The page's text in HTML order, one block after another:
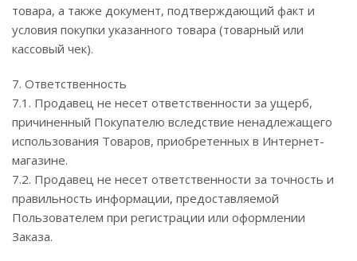
товара, а также документ, подтверждающий факт и
условия покупки указанного товара (товарный или
кассовый чек).
7. Ответственность
7.1. Продавец не несет ответственности за ущерб,
причиненный Покупателю вследствие ненадлежащего
использования Товаров, приобретенных в Интернет-
магазине.
7.2. Продавец не несет ответственности за точность и
правильность информации, предоставляемой
Пользователем при регистрации или оформлении
Заказа.